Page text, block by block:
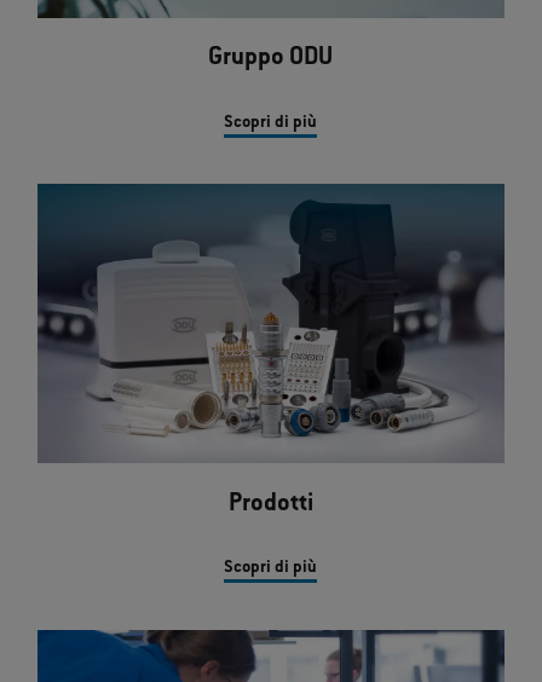
Gruppo ODU
Scopri di più
Prodotti
Scopri di più